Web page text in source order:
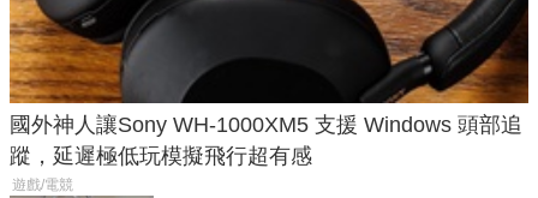
國外神人讓Sony WH-1000XM5 支援 Windows 頭部追
蹤，延遲極低玩模擬飛行超有感
遊戲/電競